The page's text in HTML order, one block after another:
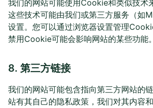
我们的网站可能使用Cookie和类似技术
这些技术可能由我们或第三方服务（如
设置。您可以通过浏览器设置管理
禁用Cookie可能会影响网站的某些功能。
8. 第三方链接
我们的网站可能包含指向第三方网站的
站有其自己的隐私政策，我们对其内容